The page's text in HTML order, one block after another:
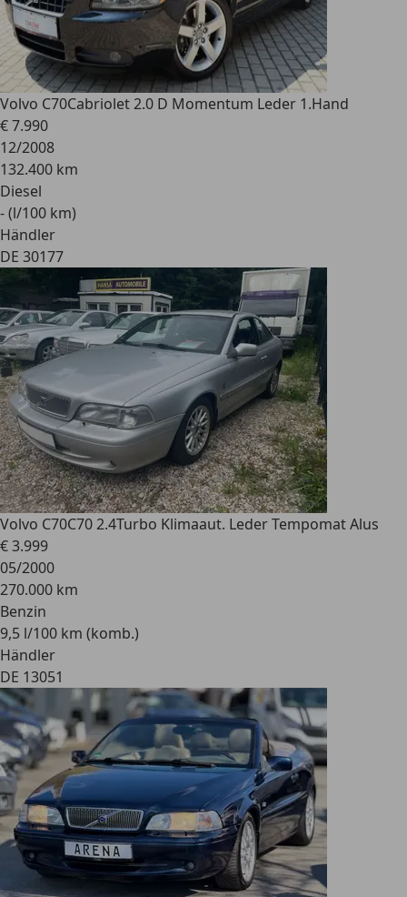
Volvo C70Cabriolet 2.0 D Momentum Leder 1.Hand
€ 7.990
12/2008
132.400 km
Diesel
- (l/100 km)
Händler
DE 30177
Volvo C70C70 2.4Turbo Klimaaut. Leder Tempomat Alus
€ 3.999
05/2000
270.000 km
Benzin
9,5 l/100 km (komb.)
Händler
DE 13051